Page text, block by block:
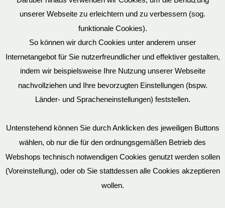
Datenschutz
Mein Konto
Vertrag widerrufen
unserer Webseite zu erleichtern und zu verbessern (sog.
funktionale Cookies).
So können wir durch Cookies unter anderem unser
Internetangebot für Sie nutzerfreundlicher und effektiver gestalten,
indem wir beispielsweise Ihre Nutzung unserer Webseite
nachvollziehen und Ihre bevorzugten Einstellungen (bspw.
Länder- und Spracheneinstellungen) feststellen.
Untenstehend können Sie durch Anklicken des jeweiligen Buttons
wählen, ob nur die für den ordnungsgemäßen Betrieb des
Webshops technisch notwendigen Cookies genutzt werden sollen
(Voreinstellung), oder ob Sie stattdessen alle Cookies akzeptieren
wollen.